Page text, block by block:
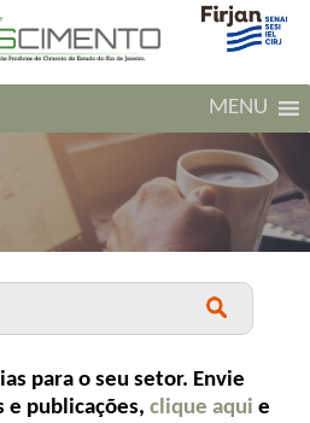
MENU
para o seu setor. Envie
e publicações, clique aqui e